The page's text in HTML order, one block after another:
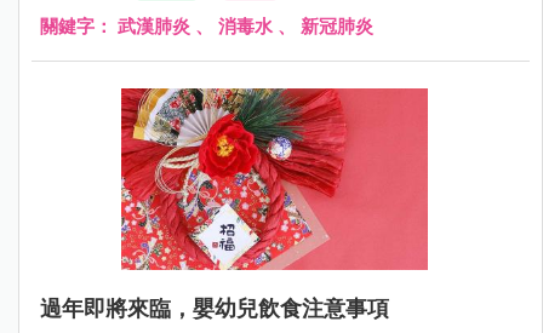
關鍵字： 武漢肺炎 、 消毒水 、 新冠肺炎
過年即將來臨，嬰幼兒飲食注意事項